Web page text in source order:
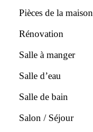
Pièces de la maison
Rénovation
Salle à manger
Salle d’eau
Salle de bain
Salon / Séjour